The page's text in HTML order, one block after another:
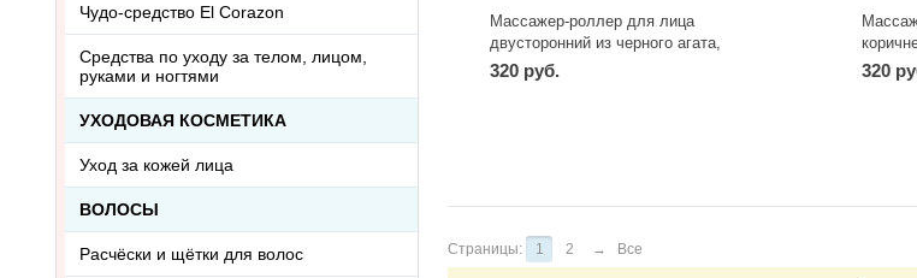
Массажер-роллер для лица
двусторонний из черного агата,
розовое золото МР01ЧА
320 руб. 320
Страницы: 1 2 → Все
Чудо-средство El Corazon
Средства по уходу за телом, лицом,
руками и ногтями
УХОДОВАЯ КОСМЕТИКА
Уход за кожей лица
ВОЛОСЫ
Расчёски и щётки для волос